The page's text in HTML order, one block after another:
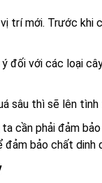
trí mới. Trước
đối với các loại
sâu thì sẽ lên
cần phải đảm
bảo chất dinh